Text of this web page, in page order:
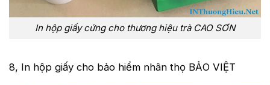
In hộp giấy cứng cho thương hiệu trà CAO SƠN
8, In hộp giấy cho bảo hiểm nhân thọ BẢO VIỆT